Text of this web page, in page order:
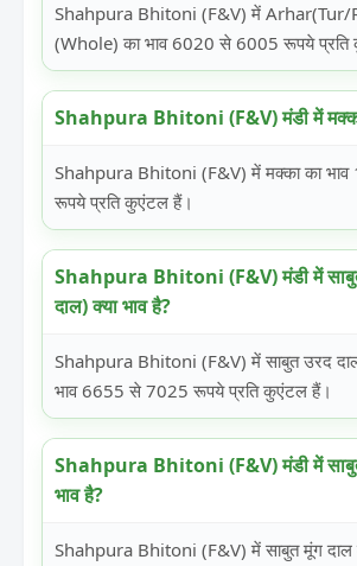
Shahpura Bhitoni (F&V) में Arhar(Tur/
(Whole) का भाव 6020 से 6005 रूपये प्रति
Shahpura Bhitoni (F&V) मंडी में मक्का
Shahpura Bhitoni (F&V) में मक्का का
रूपये प्रति कुएंटल हैं।
Shahpura Bhitoni (F&V) मंडी में
दाल) क्या भाव है?
Shahpura Bhitoni (F&V) में साबुत उरद
भाव 6655 से 7025 रूपये प्रति कुएंटल हैं।
Shahpura Bhitoni (F&V) मंडी में
भाव है?
Shahpura Bhitoni (F&V) में साबुत मूंग दाल